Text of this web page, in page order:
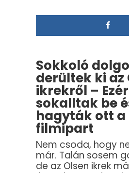
Sokkoló
derültek ki az
ikrekről –
sokalltak be
hagyták ott a
filmipart
Nem csoda, hogy
már. Talán sosem
de az Olsen ikrek